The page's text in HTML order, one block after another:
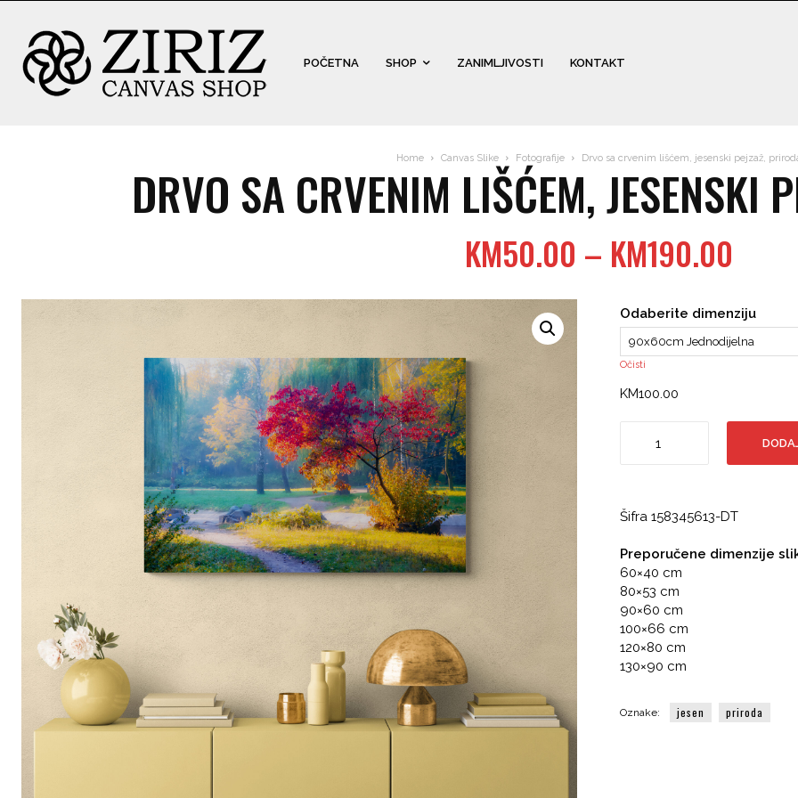
POČETNA SHOP ZANIMLJIVOSTI KONTAKT
Home Canvas Slike Fotografije Drvo sa crvenim lišćem, jesenski pejzaž,
DRVO SA CRVENIM LIŠĆEM, JESENSKI
KM50.00 – KM190.00
Odaberite dimenziju
Očisti
KM100.00
pejzaž,
količina
Šifra 158345613-DT
Preporučene dimenzije
60×40 cm
80×53 cm
90×60 cm
100×66 cm
120×80 cm
130×90 cm
Oznake: jesen priroda